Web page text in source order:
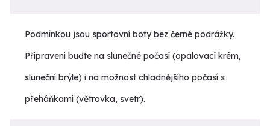
Podmínkou jsou sportovní boty bez černé podrážky.
Připraveni buďte na slunečné počasí (opalovací krém,
sluneční brýle) i na možnost chladnějšího počasí s
přeháňkami (větrovka, svetr).